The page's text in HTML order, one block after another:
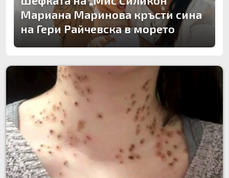
Мариана Маринова кръсти сина
на Гери Райчевска в морето